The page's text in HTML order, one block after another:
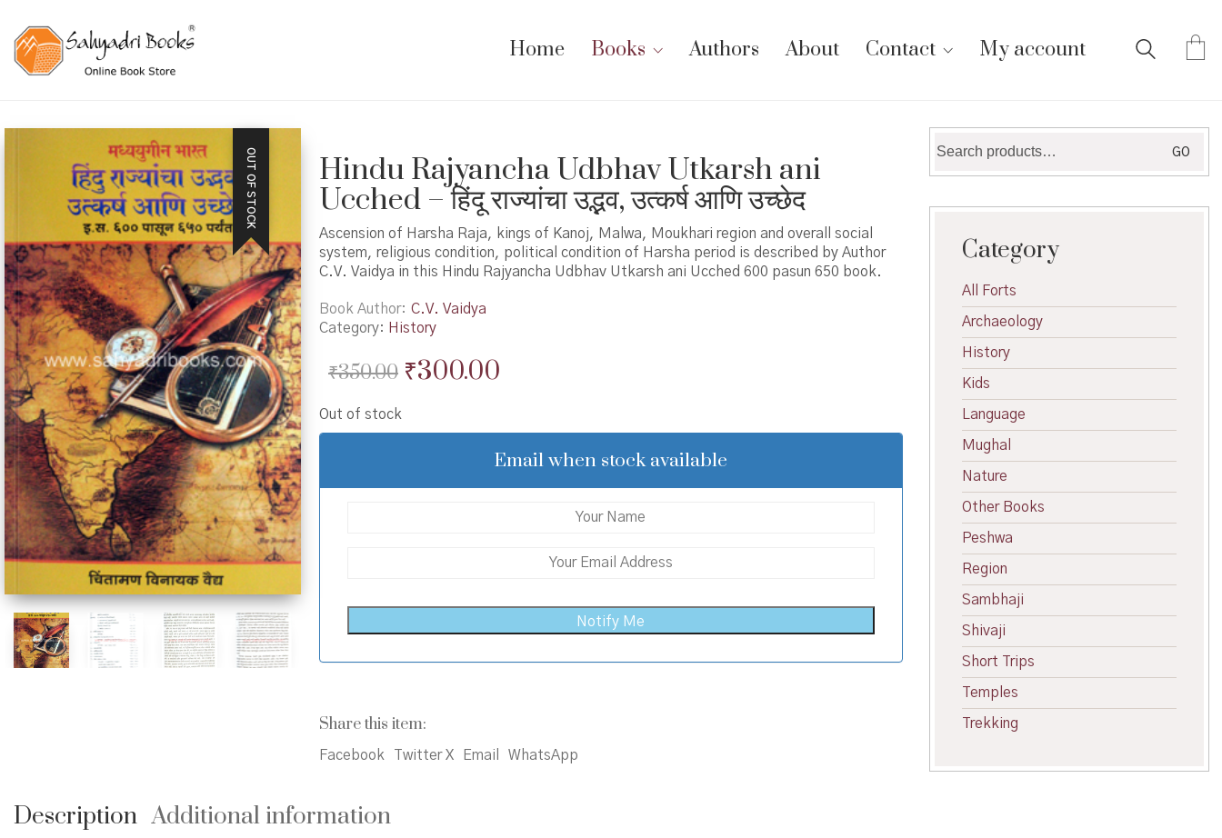
Home Books Authors About Contact My account
OUT OF STOCK
Hindu Rajyancha Udbhav Utkarsh ani
Ucched – हिंदू राज्यांचा उद्भव, उत्कर्ष आणि उच्छेद
Ascension of Harsha Raja, kings of Kanoj, Malwa, Moukhari region and overall social
system, religious condition, political condition of Harsha period is described by Author
C.V. Vaidya in this Hindu Rajyancha Udbhav Utkarsh ani Ucched 600 pasun 650 book.
Book Author
C.V. Vaidya
Category: History
₹350.00 Original
was:
₹300.00Current
is:
₹300.00.
Out of stock
Email when stock available
Share this item:
Facebook Twitter X Email WhatsApp
Description Additional information
for:
GO
Category
All Forts
Archaeology
History
Kids
Language
Mughal
Nature
Other Books
Peshwa
Region
Sambhaji
Shivaji
Short Trips
Temples
Trekking